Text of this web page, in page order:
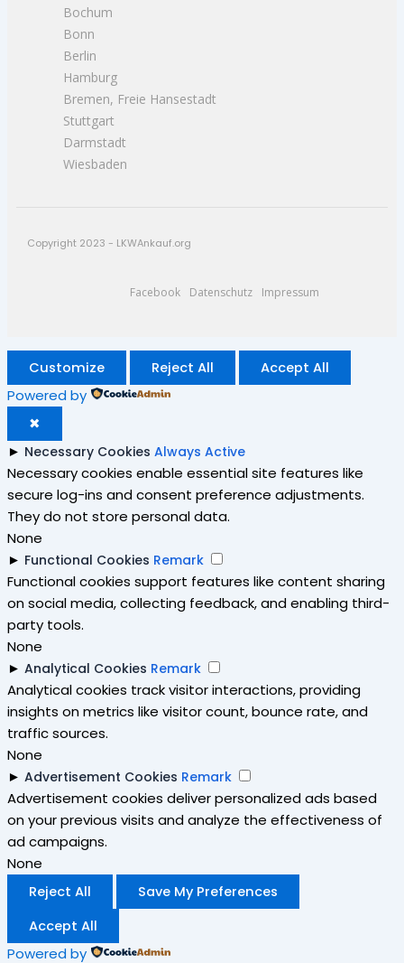
Bochum
Bonn
Berlin
Hamburg
Bremen, Freie Hansestadt
Stuttgart
Darmstadt
Wiesbaden
Copyright 2023 - LKWAnkauf.org
Facebook Datenschutz Impressum
Customize Reject All Accept All
Powered by
✖
► Necessary Cookies Always Active
Necessary cookies enable essential site features like
secure log-ins and consent preference adjustments.
They do not store personal data.
None
► Functional Cookies Remark
Functional cookies support features like content sharing
on social media, collecting feedback, and enabling third-
party tools.
None
► Analytical Cookies Remark
Analytical cookies track visitor interactions, providing
insights on metrics like visitor count, bounce rate, and
traffic sources.
None
► Advertisement Cookies Remark
Advertisement cookies deliver personalized ads based
on your previous visits and analyze the effectiveness of
ad campaigns.
None
Reject All
Save My Preferences
Accept All
Powered by